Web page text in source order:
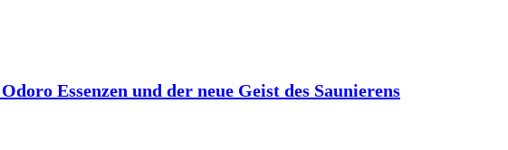
Essenzen und der neue Geist des Saunierens